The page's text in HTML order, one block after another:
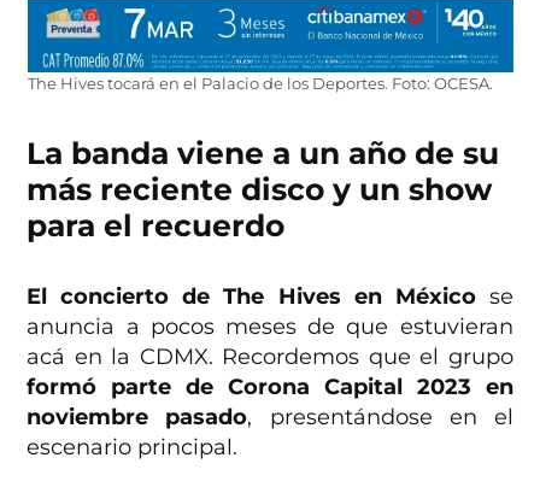
The Hives tocará en el Palacio de los Deportes. Foto: OCESA.
La banda viene a un año de su
más reciente disco y un show
para el recuerdo
El concierto de The Hives en Méxicose
anuncia a pocos meses de que estuvieran
acá en la CDMX. Recordemos que el grupo
formó parte de Corona Capital 2023 en
noviembre pasado, presentándose en el
escenario principal.